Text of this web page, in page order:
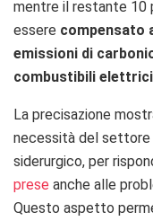
mentre il restante 10
essere compensato
emissioni di
combustibili
La precisazione
necessità del settore
siderurgico, per
prese anche alle
Questo aspetto